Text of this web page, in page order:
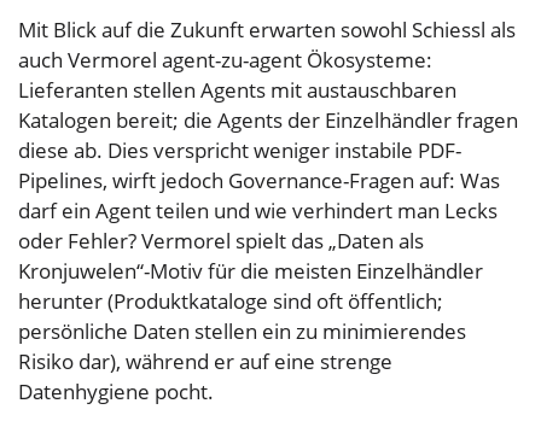
Mit Blick auf die Zukunft erwarten sowohl Schiessl als
auch Vermorel agent-zu-agent Ökosysteme:
Lieferanten stellen Agents mit austauschbaren
Katalogen bereit; die Agents der Einzelhändler fragen
diese ab. Dies verspricht weniger instabile PDF-
Pipelines, wirft jedoch Governance-Fragen auf: Was
darf ein Agent teilen und wie verhindert man Lecks
oder Fehler? Vermorel spielt das „Daten als
Kronjuwelen“-Motiv für die meisten Einzelhändler
herunter (Produktkataloge sind oft öffentlich;
persönliche Daten stellen ein zu minimierendes
Risiko dar), während er auf eine strenge
Datenhygiene pocht.